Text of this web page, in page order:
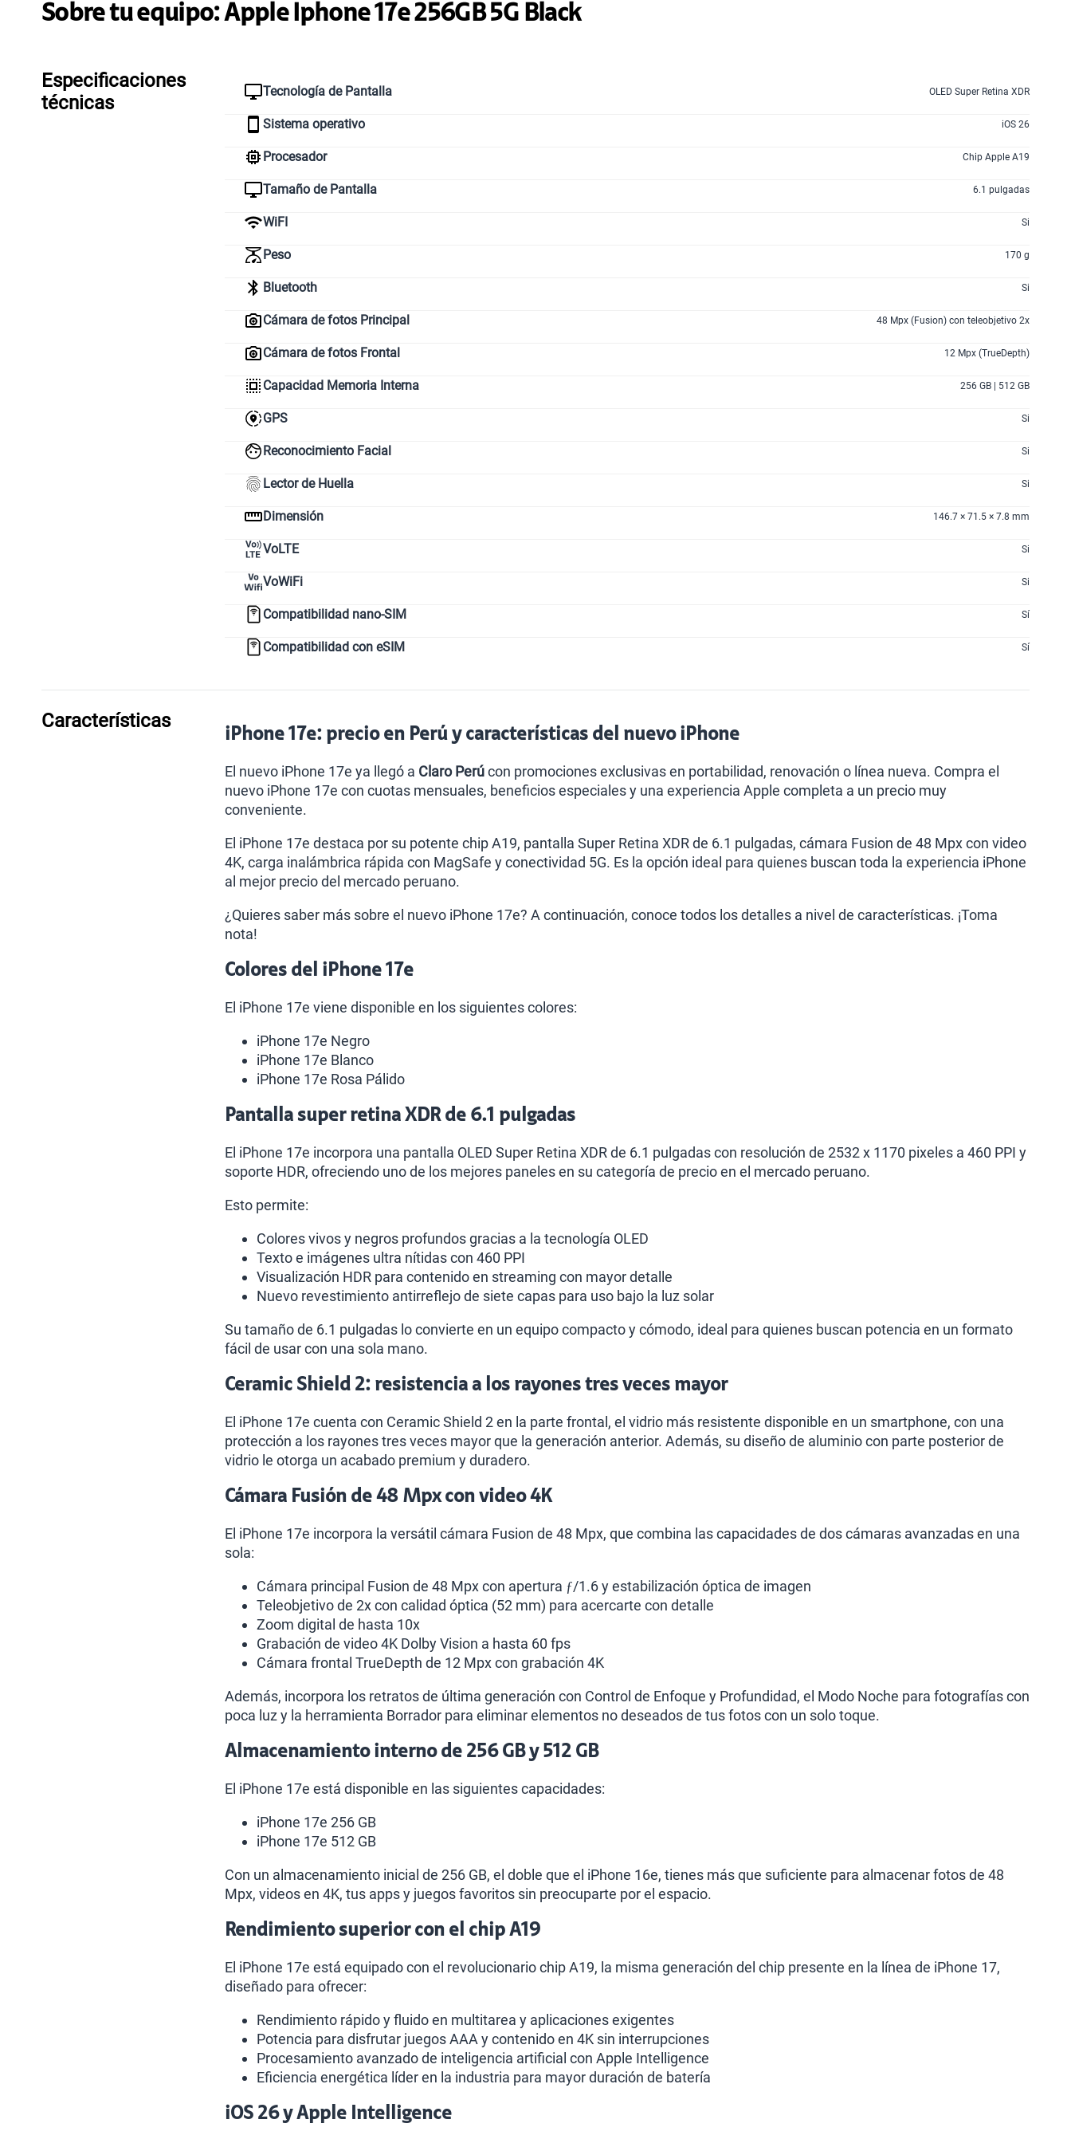
Sobre tu equipo:Apple Iphone 17e 256GB 5G Black
Especificaciones
técnicas
Tecnología de Pantalla OLED Super Retina XDR
Sistema operativo iOS 26
Procesador Chip Apple A19
Tamaño de Pantalla 6.1 pulgadas
WiFI Si
Peso 170 g
Bluetooth Si
Cámara de fotos Principal 48 Mpx (Fusion) con teleobjetivo 2x
Cámara de fotos Frontal 12 Mpx (TrueDepth)
Capacidad Memoria Interna 256 GB | 512 GB
GPS Si
Reconocimiento Facial Si
Lector de Huella Si
Dimensión 146.7 × 71.5 × 7.8 mm
VoLTE Si
VoWiFi Si
Compatibilidad nano-SIM Sí
Compatibilidad con eSIM Sí
Características
iPhone 17e: precio en Perú y características del nuevo iPhone
El nuevo iPhone 17e ya llegó a Claro Perúcon promociones exclusivas en portabilidad, renovación o línea nueva. Compra el
nuevo iPhone 17e con cuotas mensuales, beneficios especiales y una experiencia Apple completa a un precio muy
conveniente.
El iPhone 17e destaca por su potente chip A19, pantalla Super Retina XDR de 6.1 pulgadas, cámara Fusion de 48 Mpx con video
4K, carga inalámbrica rápida con MagSafe y conectividad 5G. Es la opción ideal para quienes buscan toda la experiencia iPhone
al mejor precio del mercado peruano.
¿Quieres saber más sobre el nuevo iPhone 17e? A continuación, conoce todos los detalles a nivel de características. ¡Toma
nota!
Colores del iPhone 17e
El iPhone 17e viene disponible en los siguientes colores:
iPhone 17e Negro
iPhone 17e Blanco
iPhone 17e Rosa Pálido
Pantalla super retina XDR de 6.1 pulgadas
El iPhone 17e incorpora una pantalla OLED Super Retina XDR de 6.1 pulgadas con resolución de 2532 x 1170 pixeles a 460 PPI y
soporte HDR, ofreciendo uno de los mejores paneles en su categoría de precio en el mercado peruano.
Esto permite:
Colores vivos y negros profundos gracias a la tecnología OLED
Texto e imágenes ultra nítidas con 460 PPI
Visualización HDR para contenido en streaming con mayor detalle
Nuevo revestimiento antirreflejo de siete capas para uso bajo la luz solar
Su tamaño de 6.1 pulgadas lo convierte en un equipo compacto y cómodo, ideal para quienes buscan potencia en un formato
fácil de usar con una sola mano.
Ceramic Shield 2: resistencia a los rayones tres veces mayor
El iPhone 17e cuenta con Ceramic Shield 2 en la parte frontal, el vidrio más resistente disponible en un smartphone, con una
protección a los rayones tres veces mayor que la generación anterior. Además, su diseño de aluminio con parte posterior de
vidrio le otorga un acabado premium y duradero.
Cámara Fusión de 48 Mpx con video 4K
El iPhone 17e incorpora la versátil cámara Fusion de 48 Mpx, que combina las capacidades de dos cámaras avanzadas en una
sola:
Cámara principal Fusion de 48 Mpx con apertura ƒ/1.6 y estabilización óptica de imagen
Teleobjetivo de 2x con calidad óptica (52 mm) para acercarte con detalle
Zoom digital de hasta 10x
Grabación de video 4K Dolby Vision a hasta 60 fps
Cámara frontal TrueDepth de 12 Mpx con grabación 4K
Además, incorpora los retratos de última generación con Control de Enfoque y Profundidad, el Modo Noche para fotografías con
poca luz y la herramienta Borrador para eliminar elementos no deseados de tus fotos con un solo toque.
Almacenamiento interno de 256 GB y 512 GB
El iPhone 17e está disponible en las siguientes capacidades:
iPhone 17e 256 GB
iPhone 17e 512 GB
Con un almacenamiento inicial de 256 GB, el doble que el iPhone 16e, tienes más que suficiente para almacenar fotos de 48
Mpx, videos en 4K, tus apps y juegos favoritos sin preocuparte por el espacio.
Rendimiento superior con el chip A19
El iPhone 17e está equipado con el revolucionario chip A19, la misma generación del chip presente en la línea de iPhone 17,
diseñado para ofrecer:
Rendimiento rápido y fluido en multitarea y aplicaciones exigentes
Potencia para disfrutar juegos AAA y contenido en 4K sin interrupciones
Procesamiento avanzado de inteligencia artificial con Apple Intelligence
Eficiencia energética líder en la industria para mayor duración de batería
iOS 26 y Apple Intelligence